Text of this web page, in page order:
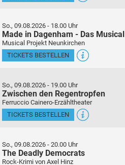
So., 09.08.2026 - 18.00 Uhr
Made in Dagenham - Das Musical
Musical Projekt Neunkirchen
TICKETS BESTELLEN
So., 09.08.2026 - 19.00 Uhr
Zwischen den Regentropfen
Ferruccio Cainero-Erzähltheater
TICKETS BESTELLEN
So., 09.08.2026 - 20.00 Uhr
The Deadly Democrats
Rock-Krimi von Axel Hinz